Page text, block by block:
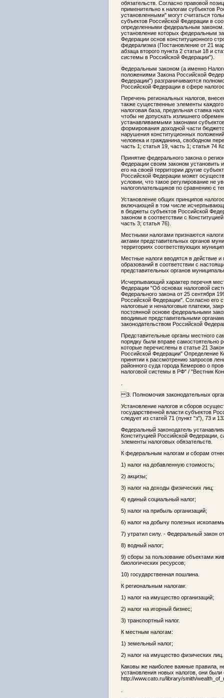
обязательств. Согласно правовой
применительно к налогам субъектов
установленными" могут считаться
субъектов Российской Федерации в
определенными федеральным
установление которых федеральным
Федерации основ конституционного
федерализма (Постановление от 21
абзаца второго пункта 2 статьи 18 и
системы в Российской Федерации").
Федеральным законом (а именно
положениями Закона Российской
Федерации") разграничиваются
Российской Федерации в сфере
Перечень региональных налогов,
также существенные элементы
налоговая база, предельная ставка
чтобы не допускать излишнего
устанавливаемыми законами
формирования доходной части
нарушения конституционных
человека и гражданина, свободном
часть 1; статья 19, часть 1; статья 74
Принятие федерального закона о
Федерации своим законом установить
его на своей территории другие
Российской Федерации может
условии, что такое регулирование не
налогоплательщиков по сравнению с
Установление общих принципов
включающей в том числе
в бюджеты субъектов Российской
законом в соответствии с
часть 3; статья 76).
Местными налогами признаются
актами представительных органов
территориях соответствующих
Местные налоги вводятся в действие
образований в соответствии с
представительных органов
Исчерпывающий характер перечня
Федерации "Об основах налоговой
Федерального закона от 25 сентября
Российской Федерации". Согласно его
налоговые и неналоговые платежи,
постоянной основе федеральными
вводимые представительными
законодательством Российской
Представительные органы местного
порядку были вправе самостоятельно
которые перечислены в статье 21
Российской Федерации" Определение
принятии к рассмотрению запросов
районного суда города Кемерово о
налоговой системы в РФ" / "Вестник
3. Полномочия законодательных
Установление налогов и сборов
государственной власти субъектов
следует из статей 71 (пункт "з"), 73 и
Федеральный законодатель
Конституцией Российской Федерации,
элементы налоговых обязательств.
К федеральным налогам и сборам
1) налог на добавленную стоимость;
2) акцизы;
3) налог на доходы физических лиц;
4) единый социальный налог;
5) налог на прибыль организаций;
6) налог на добычу полезных
7) утратил силу. - Федеральный закон
8) водный налог;
9) сборы за пользование объектами
биологических ресурсов;
10) государственная пошлина.
К региональным налогам:
1) налог на имущество организаций;
2) налог на игорный бизнес;
3) транспортный налог.
К местным налогам:
1) земельный налог;
2) налог на имущество физических лиц.
Каковы же наиболее важные правила,
установления новых налогов, они
http://www.cato.ru/library/smith/